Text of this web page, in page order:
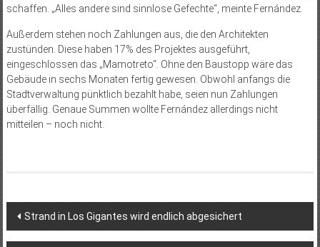
schaffen. „Alles andere sind sinnlose Gefechte“, meinte Fernández.
Außerdem stehen noch Zahlungen aus, die den Architekten
zustünden. Diese haben 17% des Projektes ausgeführt,
eingeschlossen das „Mamotreto“. Ohne den Baustopp wäre das
Gebäude in sechs Monaten fertig gewesen. Obwohl anfangs die
Stadtverwaltung pünktlich bezahlt habe, seien nun Zahlungen
überfällig. Genaue Summen wollte Fernández allerdings nicht
mitteilen – noch nicht.
Beitragsnavigation
Strand in Los Gigantes wird endlich abgesichert